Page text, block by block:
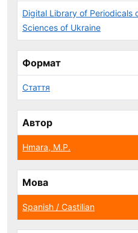
Digital Library of Periodicals
Sciences of Ukraine
Формат
Стаття
Автор
Hmara, M.P.
Мова
Spanish / Castilian